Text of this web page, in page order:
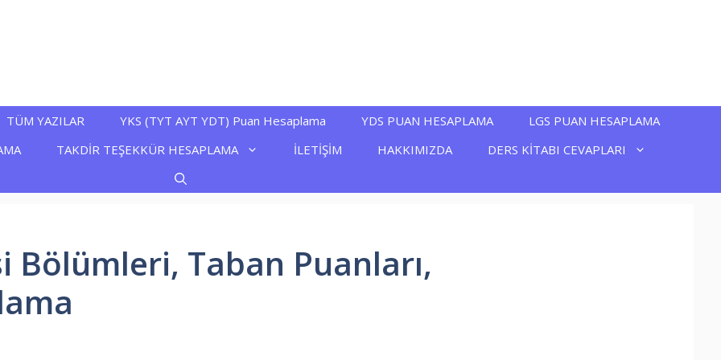
TÜM YAZILAR YKS (TYT AYT YDT) Puan Hesaplama YDS PUAN HESAPLAMA
LGS PUAN HESAPLAMA
TAKDİR TEŞEKKÜR HESAPLAMA İLETİŞİM HAKKIMIZDA DERS KİTABI CEVAPLARI
Bölümleri, Taban Puanları,